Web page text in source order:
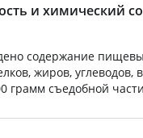
и химический
содержание
жиров, углеводов,
грамм съедобной